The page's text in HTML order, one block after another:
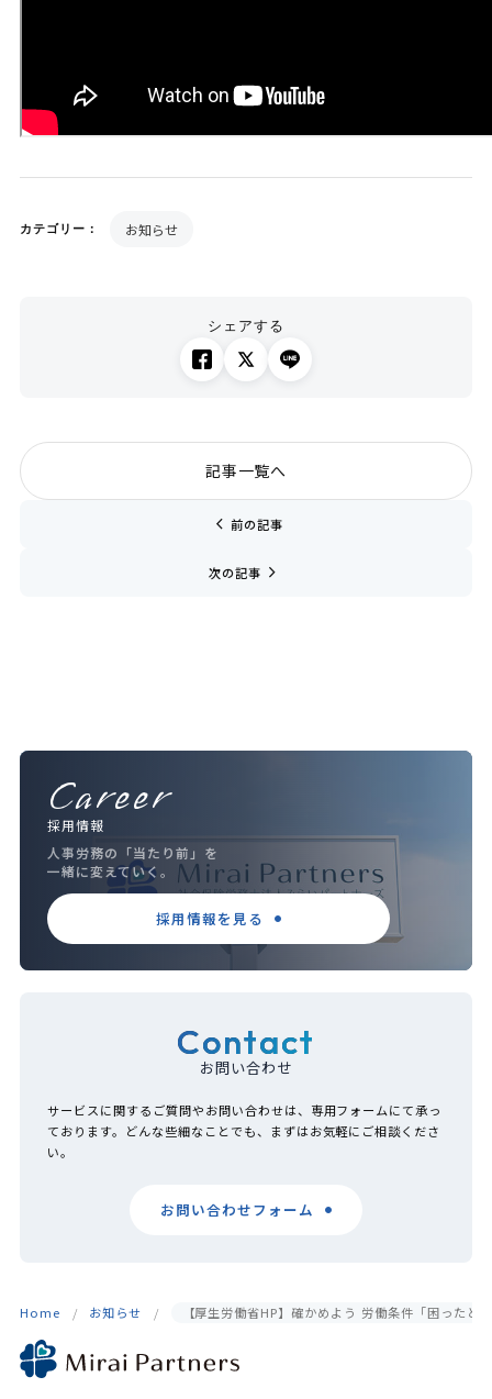
カテゴリー： お知らせ
シェアする
chevron_left 前の記事
記事一覧へ
次の記事 navigate_next
Career
採用情報
人事労務の「当たり前」を
一緒に変えていく。
採用情報を見る
Contact
お問い合わせ
サービスに関するご質問やお問い合わせは、専用フォームにて承っ
ております。どんな些細なことでも、まずはお気軽にご相談くださ
い。
お問い合わせフォーム
Home お知らせ 【厚生労働省HP】確かめよう 労働条件「困ったと